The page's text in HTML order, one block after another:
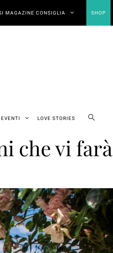
MAGAZINE CONSIGLIA SHOP
EVENTI LOVE STORIES
che vi farà